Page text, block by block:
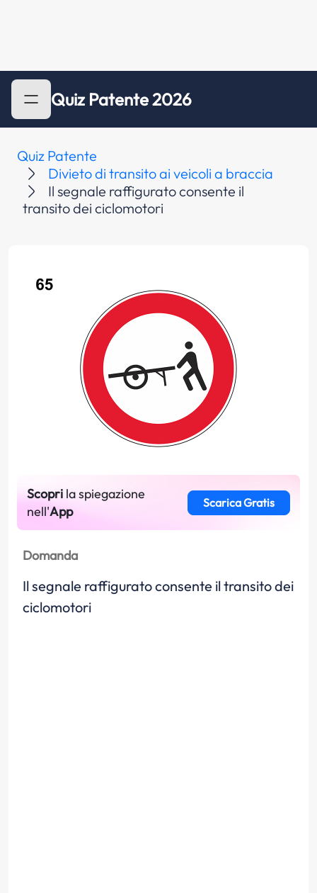
Quiz Patente 2026
Quiz Patente
Divieto di transito ai veicoli a braccia
Il segnale raffigurato consente il
transito dei ciclomotori
Scopri la spiegazione
nell'App
Scarica Gratis
Domanda
Il segnale raffigurato consente il transito dei
ciclomotori